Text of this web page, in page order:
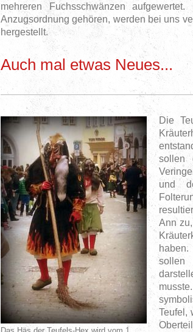
mehreren Fuchsschwänzen
Anzugsordnung gehören, werden bei uns
hergestellt.
Auch mal etwas Neues...
Die
sollen
und
Ann
sollen
Teufel,